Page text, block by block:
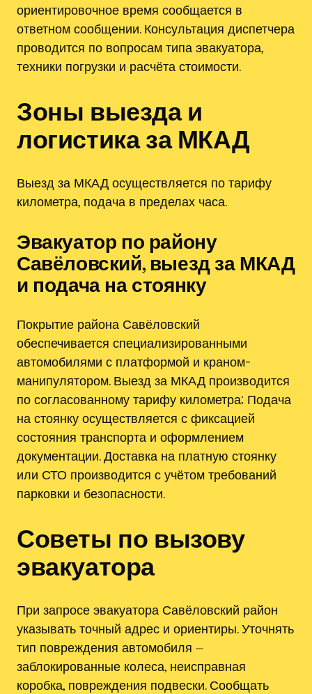
ориентировочное время сообщается в
ответном сообщении. Консультация диспетчера
проводится по вопросам типа эвакуатора,
техники погрузки и расчёта стоимости.
Зоны выезда и
логистика за МКАД
Выезд за МКАД осуществляется по тарифу
километра, подача в пределах часа.
Эвакуатор по району
Савёловский, выезд за МКАД
и подача на стоянку
Покрытие района Савёловский
обеспечивается специализированными
автомобилями с платформой и краном-
манипулятором. Выезд за МКАД производится
по согласованному тарифу километра; Подача
на стоянку осуществляется с фиксацией
состояния транспорта и оформлением
документации. Доставка на платную стоянку
или СТО производится с учётом требований
парковки и безопасности.
Советы по вызову
эвакуатора
При запросе эвакуатора Савёловский район
указывать точный адрес и ориентиры. Уточнять
тип повреждения автомобиля ⏤
заблокированные колеса, неисправная
коробка, повреждения подвески. Сообщать